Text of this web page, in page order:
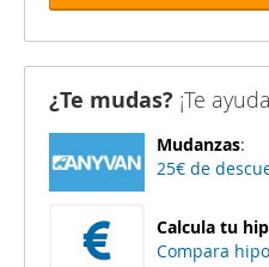
¿Te mudas? ¡Te
Mudanzas:
25€ de
Calcula tu
Compara